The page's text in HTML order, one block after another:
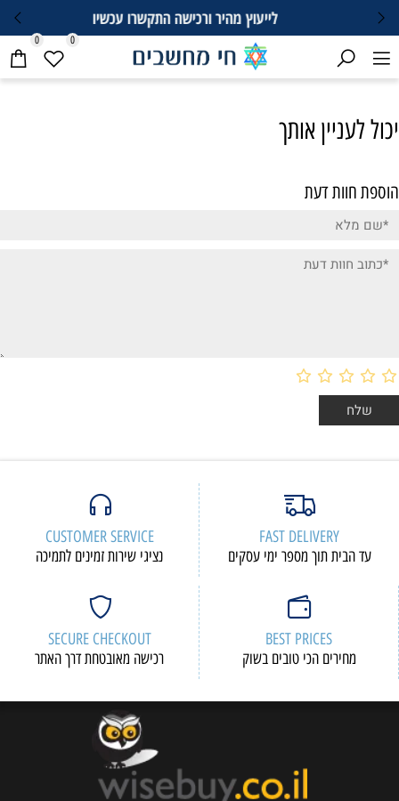
לייעוץ מהיר ורכישה התקשרו עכשיו
0 0
יכול לעניין אותך
הוספת חוות דעת
FAST DELIVERY
עד הבית תוך מספר ימי עסקים
CUSTOMER SERVICE
נציגי שירות זמינים לתמיכה
BEST PRICES
מחירים הכי טובים בשוק
SECURE CHECKOUT
רכישה מאובטחת דרך האתר